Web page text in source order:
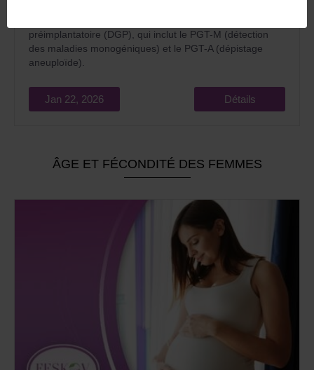
préimplantatoire (DGP), qui inclut le PGT-M (détection
des maladies monogéniques) et le PGT-A (dépistage
aneuploïde).
Jan 22, 2026 Détails
ÂGE ET FÉCONDITÉ DES FEMMES